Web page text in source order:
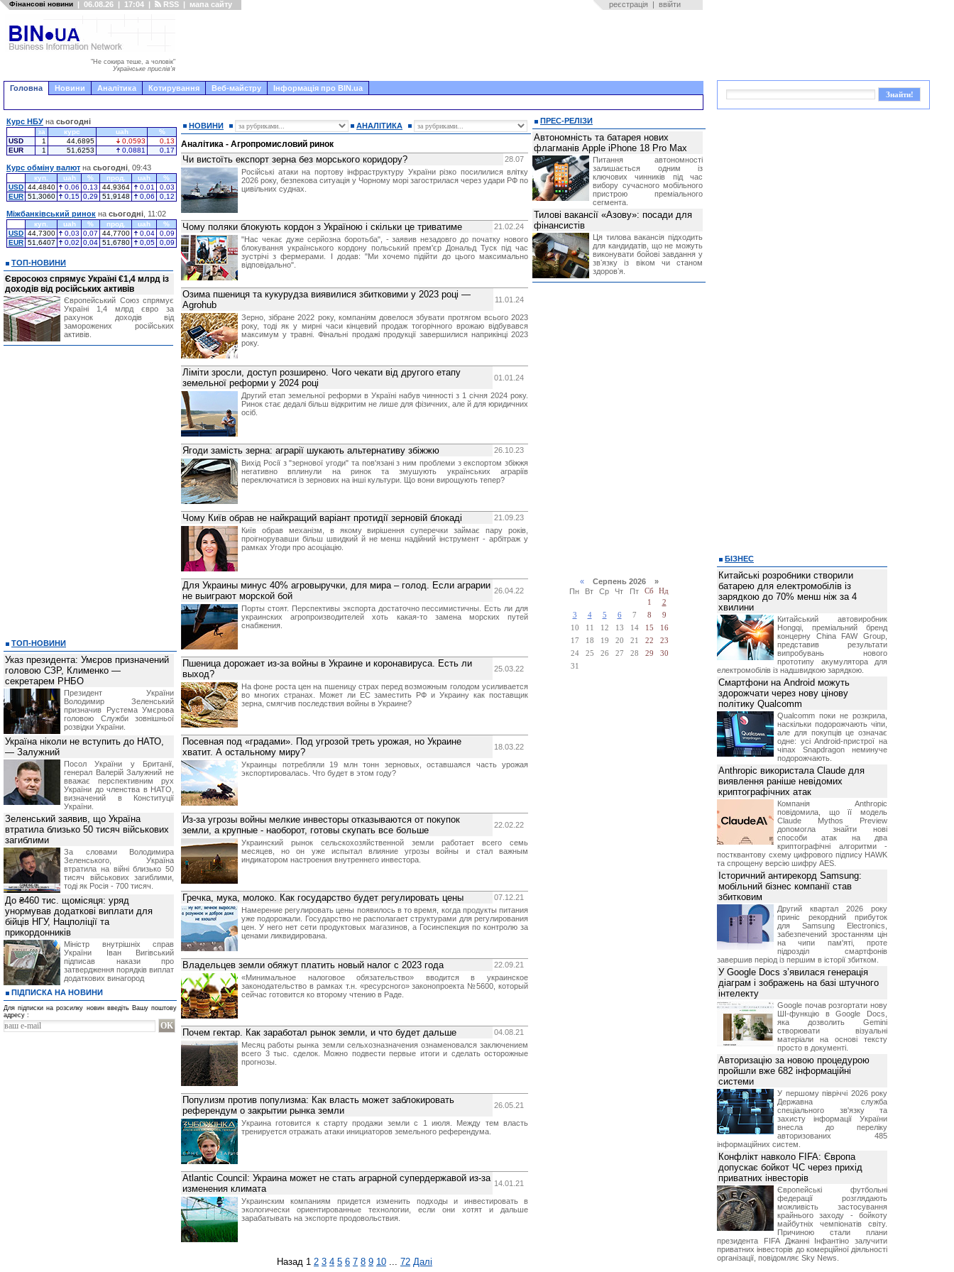
Фінансові новини | 06.08.26 | 17:04 | RSS | мапа сайту реєстрація | ввійти
"Не сокира теше, а чоловік"
Українське прислів'я
Головна Новини Аналітика Котирування Веб-майстру Інформація про BIN.ua
НОВИНИ АНАЛІТИКА
Аналітика - Агропромисловий ринок
Чи вистоїть експорт зерна без морського коридору?
28.07
Російські атаки на портову інфраструктуру України різко посилилися влітку
2026 року, безпекова ситуація у Чорному морі загострилася через удари РФ по
цивільних суднах.
Чому поляки блокують кордон з Україною і скільки це триватиме
21.02.24
"Нас чекає дуже серйозна боротьба", - заявив незадовго до початку нового
блокування українського кордону польський прем'єр Дональд Туск під час
зустрічі з фермерами. І додав: "Ми хочемо підійти до цього максимально
відповідально".
Озима пшениця та кукурудза виявилися збитковими у 2023 році —
Agrohub
11.01.24
Зерно, зібране 2022 року, компаніям довелося збувати протягом всього 2023
року, тоді як у мирні часи кінцевий продаж тогорічного врожаю відбувався
максимум у травні. Фінальні продажі продукції завершилися наприкінці 2023
року.
Ліміти зросли, доступ розширено. Чого чекати від другого етапу
земельної реформи у 2024 році
01.01.24
Другий етап земельної реформи в Україні набув чинності з 1 січня 2024 року.
Ринок стає дедалі більш відкритим не лише для фізичних, але й для юридичних
осіб.
Ягоди замість зерна: аграрії шукають альтернативу збіжжю
26.10.23
Вихід Росії з "зернової угоди" та пов'язані з ним проблеми з експортом збіжжя
негативно вплинули на ринок та змушують українських аграріїв
переключатися із зернових на інші культури. Що вони вирощують тепер?
Чому Київ обрав не найкращий варіант протидії зерновій блокаді
21.09.23
Київ обрав механізм, в якому вирішення суперечки займає пару років,
проігнорувавши більш швидкий й не менш надійний інструмент - арбітраж у
рамках Угоди про асоціацію.
Для Украины минус 40% агровыручки, для мира – голод. Если аграрии
не выиграют морской бой
26.04.22
Порты стоят. Перспективы экспорта достаточно пессимистичны. Есть ли для
украинских агропроизводителей хоть какая-то замена морских путей
снабжения.
Пшеница дорожает из-за войны в Украине и коронавируса. Есть ли
выход?
25.03.22
На фоне роста цен на пшеницу страх перед возможным голодом усиливается
во многих странах. Может ли ЕС заместить РФ и Украину как поставщик
зерна, смягчив последствия войны в Украине?
Посевная под «градами». Под угрозой треть урожая, но Украине
хватит. А остальному миру?
18.03.22
Украинцы потребляли 19 млн тонн зерновых, оставшаяся часть урожая
экспортировалась. Что будет в этом году?
Из-за угрозы войны мелкие инвесторы отказываются от покупок
земли, а крупные - наоборот, готовы скупать все больше
22.02.22
Украинский рынок сельскохозяйственной земли работает всего семь
месяцев, но он уже испытал влияние угрозы войны и стал важным
индикатором настроения внутреннего инвестора.
Гречка, мука, молоко. Как государство будет регулировать цены
07.12.21
Намерение регулировать цены появилось в то время, когда продукты питания
уже подорожали. Государство не располагает структурами для регулирования
цен. У него нет сети продуктовых магазинов, а Госинспекция по контролю за
ценами ликвидирована.
Владельцев земли обяжут платить новый налог с 2023 года
22.09.21
«Минимальное налоговое обязательство» вводится в украинское
законодательство в рамках т.н. «ресурсного» законопроекта №5600, который
сейчас готовится ко второму чтению в Раде.
Почем гектар. Как заработал рынок земли, и что будет дальше
04.08.21
Месяц работы рынка земли сельхозназначения ознаменовался заключением
всего 3 тыс. сделок. Можно подвести первые итоги и сделать осторожные
прогнозы.
Популизм против популизма: Как власть может заблокировать
референдум о закрытии рынка земли
26.05.21
Украина готовится к старту продажи земли с 1 июля. Между тем власть
тренируется отражать атаки инициаторов земельного референдума.
Atlantic Council: Украина может не стать аграрной супердержавой из-за
изменения климата
14.01.21
Украинским компаниям придется изменить подходы и инвестировать в
экологически ориентированные технологии, если они хотят и дальше
зарабатывать на экспорте продовольствия.
Назад 1 2 3 4 5 6 7 8 9 10 ... 72 Далі
Курс НБУ на сьогодні
за курс uah
%
USD
1 44,6895 0,0593
0,13
EUR
1 51,6253 0,0881 0,17
Курс обміну валют на сьогодні , 09:43
куп. uah % прод. uah
%
USD 44,4840 0,06 0,13 44,9364 0,01
0,03
EUR 51,3060 0,15 0,29 51,9148 0,06 0,12
Міжбанківський ринок на сьогодні , 11:02
куп. uah % прод. uah
%
USD 44,7300 0,03 0,07 44,7700 0,04
0,09
EUR 51,6407 0,02 0,04 51,6780 0,05 0,09
ТОП-НОВИНИ
Євросоюз спрямує Україні €1,4 млрд із
доходів від російських активів
Європейський Союз спрямує
Україні 1,4 млрд євро за
рахунок доходів від
заморожених російських
активів.
ТОП-НОВИНИ
Указ президента: Умєров призначений
головою СЗР, Клименко —
секретарем РНБО
Президент України
Володимир Зеленський
призначив Pустема Умєрова
головою Служби зовнішньої
розвідки України.
Україна ніколи не вступить до НАТО,
— Залужний
Посол України у Британії,
генерал Валерій Залужний не
вважає перспективним рух
України до членства в НАТО,
визначений в Конституції
України.
Зеленський заявив, що Україна
втратила близько 50 тисяч військових
загиблими
За словами Володимира
Зеленського, Україна
втратила на війні близько 50
тисяч військових загиблими,
тоді як Росія - 700 тисяч.
До ₴460 тис. щомісяця: уряд
унормував додаткові виплати для
бійців НГУ, Нацполіції та
прикордонників
Міністр внутрішніх справ
України Іван Вигівський
підписав накази про
затвердження порядків виплат
додаткових винагород
ПІДПИСКА НА НОВИНИ
Для підписки на розсилку новин введіть Вашу поштову
адресу :
ПРЕС-РЕЛІЗИ
Автономність та батарея нових
флагманів Apple iPhone 18 Pro Max
Питання автономності
залишається одним із
ключових чинників під час
вибору сучасного мобільного
пристрою преміального
сегмента.
Тилові вакансії «Азову»: посади для
фінансистів
Ця тилова вакансія підходить
для кандидатів, що не можуть
виконувати бойові завдання у
звʼязку із віком чи станом
здоровʼя.
«Серпень 2026 »
Пн
Вт Ср Чт Пт Сб
Нд
1
2
3
4 5 6 7 8
9
10
11 12 13 14 15
16
17
18 19 20 21 22
23
24
25 26 27 28 29
30
31
БІЗНЕС
Китайські розробники створили
батарею для електромобілів із
зарядкою до 70% менш ніж за 4
хвилини
Китайський автовиробник
Hongqi, преміальний бренд
концерну China FAW Group,
представив результати
випробувань нового
прототипу акумулятора для
електромобілів із надшвидкою зарядкою.
Смартфони на Android можуть
здорожчати через нову цінову
політику Qualcomm
Qualcomm поки не розкрила,
наскільки подорожчають чіпи,
але для покупців це означає
одне: усі Android-пристрої на
чіпах Snapdragon неминуче
подорожчають.
Anthropic використала Claude для
виявлення раніше невідомих
криптографічних атак
Компанія Anthropic
повідомила, що її модель
Claude Mythos Preview
допомогла знайти нові
способи атак на два
криптографічні алгоритми -
постквантову схему цифрового підпису HAWK
та спрощену версію шифру AES.
Історичний антирекорд Samsung:
мобільний бізнес компанії став
збитковим
Другий квартал 2026 року
приніс рекордний прибуток
для Samsung Electronics,
забезпечений зростанням цін
на чипи пам'яті, проте
підрозділ смартфонів
завершив період із першим в історії збитком.
У Google Docs з’явилася генерація
діаграм і зображень на базі штучного
інтелекту
Google почав розгортати нову
ШІ-функцію в Google Docs,
яка дозволить Gemini
створювати візуальні
матеріали на основі тексту
просто в документі.
Авторизацію за новою процедурою
пройшли вже 682 інформаційні
системи
У першому півріччі 2026 року
Державна служба
спеціального зв'язку та
захисту інформації України
внесла до переліку
авторизованих 485
інформаційних систем.
Конфлікт навколо FIFA: Європа
допускає бойкот ЧС через прихід
приватних інвесторів
Європейські футбольні
федерації розглядають
можливість застосування
крайнього заходу - бойкоту
майбутніх чемпіонатів світу.
Причиною стали плани
президента FIFA Джанні Інфантіно залучити
приватних інвесторів до комерційної діяльності
організації, повідомляє Sky News.